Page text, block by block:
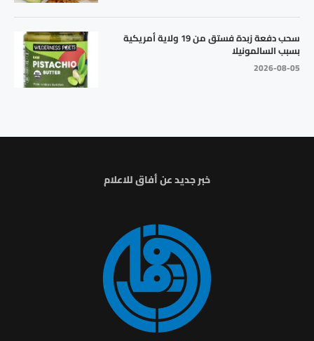
سحب دفعة زبدة فستق من 19 ولاية أمريكية
بسبب السالمونيلا
2026-08-05
خبر جديد عن أفاق للاعلام